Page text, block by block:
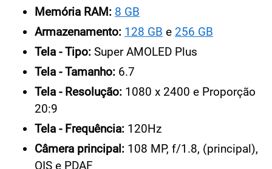
Memória RAM: 8 GB
Armazenamento: 128 GB e 256 GB
Tela - Tipo: Super AMOLED Plus
Tela - Tamanho: 6.7
Tela - Resolução: 1080 x 2400 e Proporção
20:9
Tela - Frequência: 120Hz
Câmera principal: 108 MP, f/1.8, (principal),
OIS e PDAF